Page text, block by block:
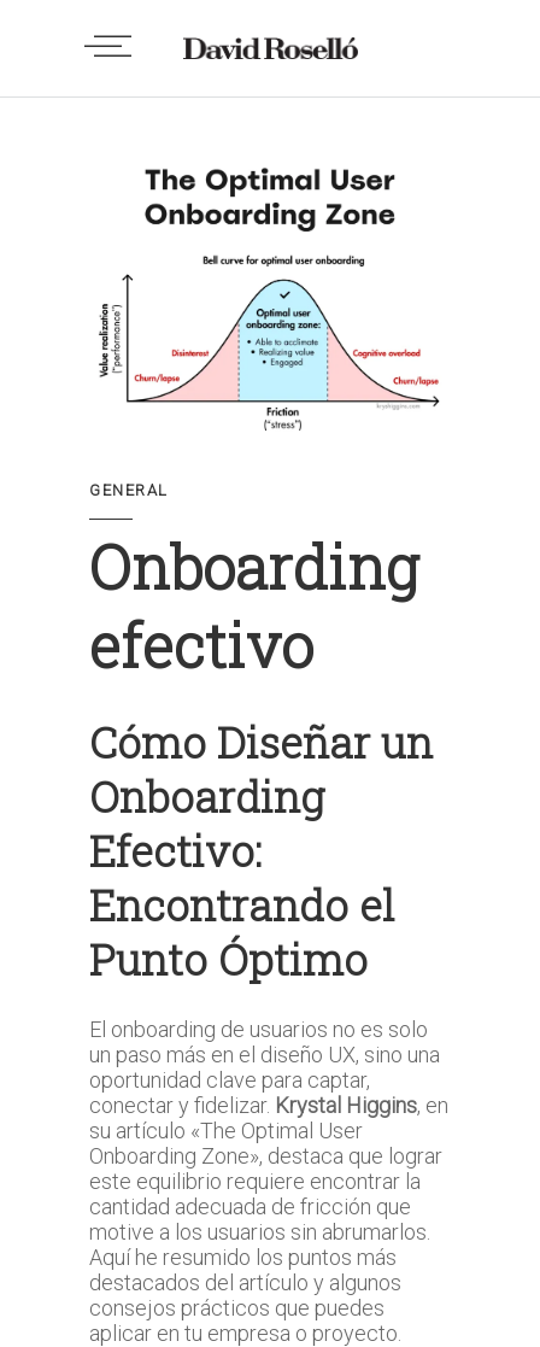
GENERAL
Onboarding
efectivo
Cómo Diseñar un
Onboarding
Efectivo:
Encontrando el
Punto Óptimo
El onboarding de usuarios no es solo
un paso más en el diseño UX, sino una
oportunidad clave para captar,
conectar y fidelizar. Krystal Higgins, en
su artículo «The Optimal User
Onboarding Zone», destaca que lograr
este equilibrio requiere encontrar la
cantidad adecuada de fricción que
motive a los usuarios sin abrumarlos.
Aquí he resumido los puntos más
destacados del artículo y algunos
consejos prácticos que puedes
aplicar en tu empresa o proyecto.